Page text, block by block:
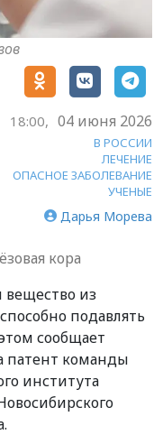
18:00, 04 июня 2026
В РОССИИ
ЛЕЧЕНИЕ
ОПАСНОЕ ЗАБОЛЕВАНИЕ
УЧЕНЫЕ
Дарья Морева
кора
вещество из
подавлять
сообщает
патент команды
института